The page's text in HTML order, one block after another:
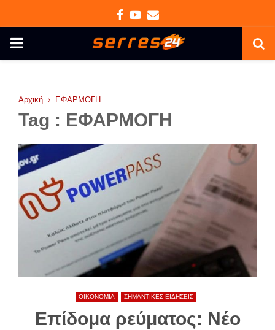
Facebook
Youtube
Email
PRIMARY
Αρχική ΕΦΑΡΜΟΓΗ
Tag : ΕΦΑΡΜΟΓΗ
ΟΙΚΟΝΟΜΙΑ ΣΗΜΑΝΤΙΚΕΣ ΕΙΔΗΣΕΙΣ
Επίδομα ρεύματος: Νέο